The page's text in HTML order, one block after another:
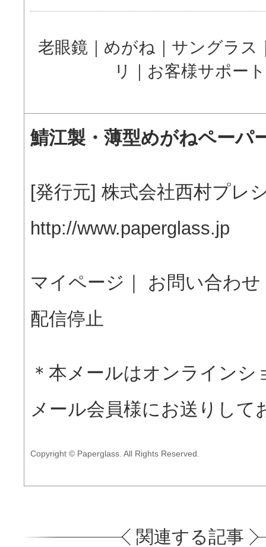
老眼鏡｜ めがね サングラス
リ
お客様サポート
鯖江製・薄型めがねペーパ
[発行元] 株式会社西村プレ
http://www.paperglass.jp
マイページ お問い合わせ
配信停止
＊本メールはオンライン
メール会員様にお送りして
Copyright © Paperglass. All Rights Reserved.
関連する記事